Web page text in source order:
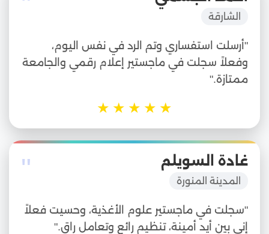
الشارقة
"أرسلت استفساري وتم الرد في نفس اليوم،
وفعلاً سجلت في ماجستير إعلام رقمي والجامعة
ممتازة."
★
★
★
★
★
" غادة السويلم
المدينة المنورة
"سجلت في ماجستير علوم الأغذية، وحسيت فعلاً
إني بين أيد أمينة، تنظيم رائع وتعامل راقٍ."